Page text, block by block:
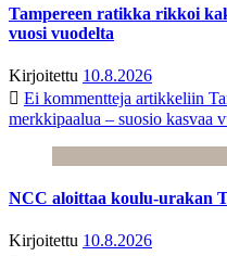
Tampereen ratikka rikkoi
vuosi vuodelta
Kirjoitettu 10.8.2026
Ei kommentteja artikkeliin
merkkipaalua – suosio kasvaa
NCC aloittaa koulu-urakan
Kirjoitettu 10.8.2026